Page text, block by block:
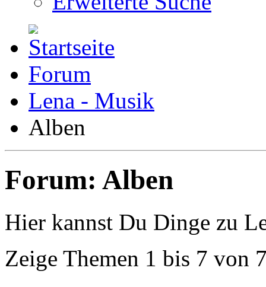
Forum
Lena - Musik
Alben
Forum: Alben
Hier kannst Du Dinge zu
Zeige Themen 1 bis 7 von